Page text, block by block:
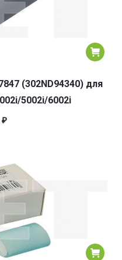
(302ND94340) для
5002i/6002i
₽